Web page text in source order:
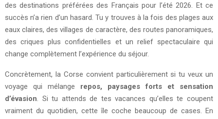
des destinations préférées des Français pour l’été 2026. Et ce
succès n’a rien d’un hasard. Tu y trouves à la fois des plages aux
eaux claires, des villages de caractère, des routes panoramiques,
des criques plus confidentielles et un relief spectaculaire qui
change complètement l’expérience du séjour.
Concrètement, la Corse convient particulièrement si tu veux un
voyage qui mélange repos, paysages forts et sensation
d’évasion. Si tu attends de tes vacances qu’elles te coupent
vraiment du quotidien, cette île coche beaucoup de cases. En